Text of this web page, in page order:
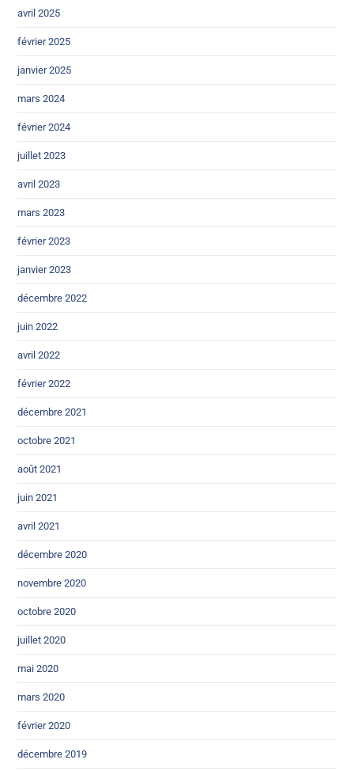
avril 2025
février 2025
janvier 2025
mars 2024
février 2024
juillet 2023
avril 2023
mars 2023
février 2023
janvier 2023
décembre 2022
juin 2022
avril 2022
février 2022
décembre 2021
octobre 2021
août 2021
juin 2021
avril 2021
décembre 2020
novembre 2020
octobre 2020
juillet 2020
mai 2020
mars 2020
février 2020
décembre 2019